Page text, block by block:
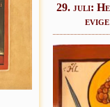
29. juli: